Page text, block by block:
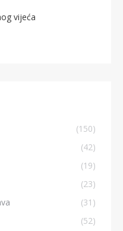
vijeća
(150)
(42)
(19)
(23)
(31)
(52)